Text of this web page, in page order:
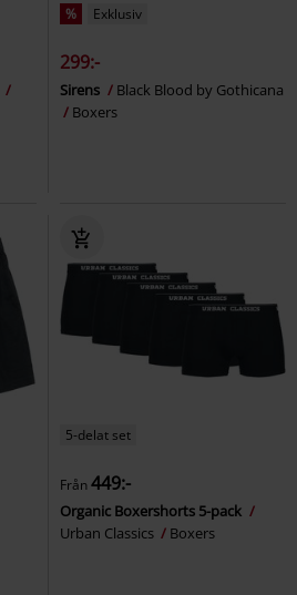
% Exklusiv
299:-
Sirens
Black Blood by Gothicana
Boxers
5-delat set
Från449:-
Organic Boxershorts 5-pack
Urban Classics
Boxers